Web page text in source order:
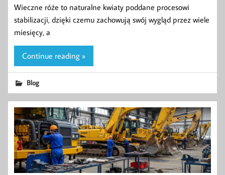
Wieczne róże to naturalne kwiaty poddane procesowi
stabilizacji, dzięki czemu zachowują swój wygląd przez wiele
miesięcy, a
Continue reading »
Blog